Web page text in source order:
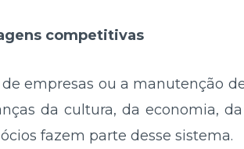
competitivas
empresas ou a manutenção
da cultura, da economia,
fazem parte desse sistema.